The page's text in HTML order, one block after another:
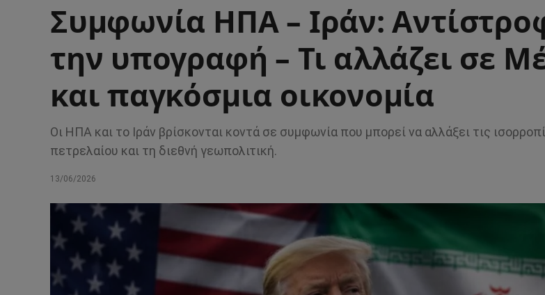
Συμφωνία ΗΠΑ – Ιράν:
την υπογραφή – Τι αλλάζει σε
και παγκόσμια οικονομία
Οι ΗΠΑ και το Ιράν βρίσκονται κοντά σε συμφωνία που μπορεί να αλλάξει τις
πετρελαίου και τη διεθνή γεωπολιτική.
13/06/2026